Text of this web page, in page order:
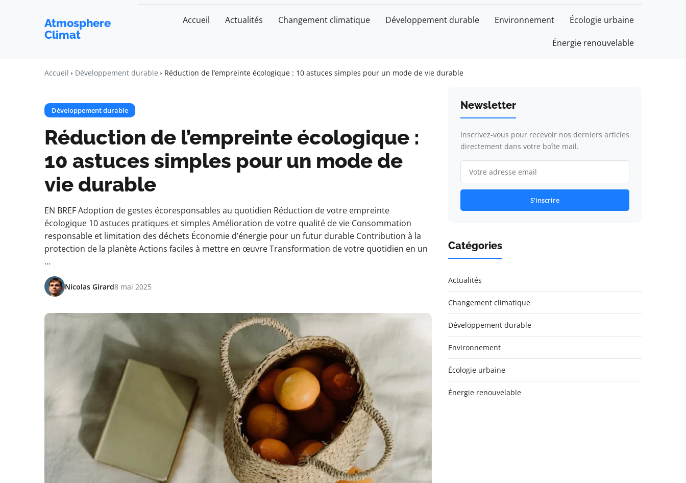
Atmosphere
Climat
Accueil Actualités Changement climatique Développement durable Environnement Écologie urbaine
Énergie renouvelable
Accueil Développement durable Réduction de l’empreinte écologique : 10 astuces simples pour un mode de vie durable
Développement durable
Réduction de l’empreinte écologique :
10 astuces simples pour un mode de
vie durable
EN BREF Adoption de gestes écoresponsables au quotidien Réduction de votre empreinte
écologique 10 astuces pratiques et simples Amélioration de votre qualité de vie Consommation
responsable et limitation des déchets Économie d’énergie pour un futur durable Contribution à la
protection de la planète Actions faciles à mettre en œuvre Transformation de votre quotidien en un
…
Nicolas Girard8 mai 2025
Newsletter
Inscrivez-vous pour recevoir nos derniers articles
directement dans votre boîte mail.
S'inscrire
Catégories
Actualités
Changement climatique
Développement durable
Environnement
Écologie urbaine
Énergie renouvelable